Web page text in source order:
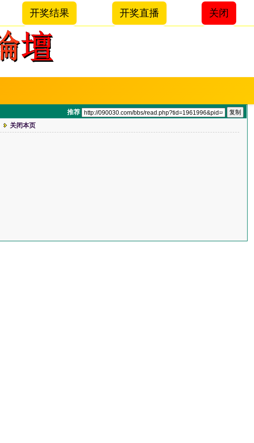
开奖结果 开奖直播 关闭
推荐
关闭本页